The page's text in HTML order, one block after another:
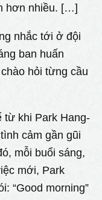
hơn nhiều. […]
nhắc tới ở đội
ban huấn
hỏi từng cầu
từ khi Park Hang-
cảm gần gũi
mỗi buổi sáng,
mới, Park
“Good morning”